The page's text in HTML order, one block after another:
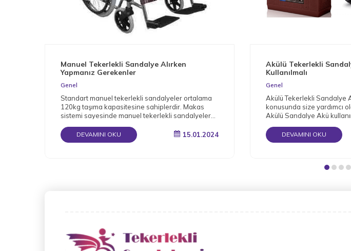
Manuel Tekerlekli Sandalye Alırken
Yapmanız Gerekenler
Genel
Standart manuel tekerlekli sandalyeler ortalama
120kg taşıma kapasitesine sahiplerdir. Makas
sistemi sayesinde manuel tekerlekli sandalyeler
DEVAMINI OKU 15.01.2024
Akülü Tekerlekli
Kullanılmalı
Genel
Akülü Tekerlekli Sandalye
konusunda size yardımcı
Akülü Sandalye Akü
DEVAMINI OKU